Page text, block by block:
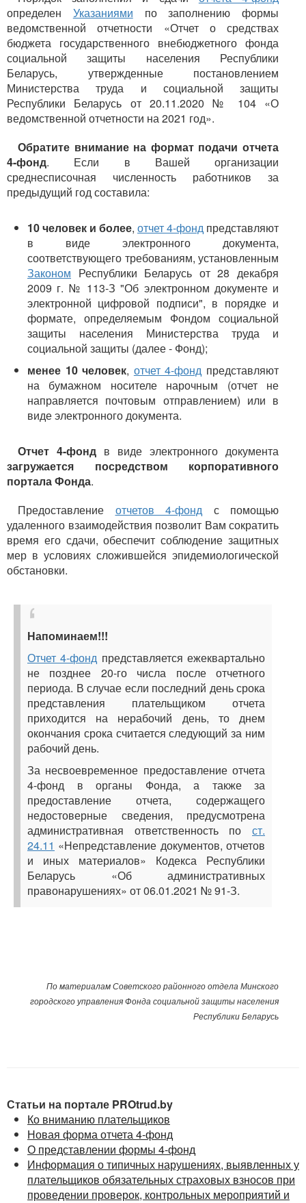
определен Указаниями по заполнению формы
ведомственной отчетности «Отчет о средствах
бюджета государственного внебюджетного фонда
социальной защиты населения Республики
Беларусь, утвержденные постановлением
Министерства труда и социальной защиты
Республики Беларусь от 20.11.2020 № 104 «О
ведомственной отчетности на 2021 год».
Обратите внимание на формат подачи отчета
4-фонд. Если в Вашей организации
среднесписочная численность работников за
предыдущий год составила:
10 человек и более, отчет 4-фонд представляют
в виде электронного документа,
соответствующего требованиям, установленным
Законом Республики Беларусь от 28 декабря
2009 г. № 113-З "Об электронном документе и
электронной цифровой подписи", в порядке и
формате, определяемым Фондом социальной
защиты населения Министерства труда и
социальной защиты (далее - Фонд);
менее 10 человек, отчет 4-фонд представляют
на бумажном носителе нарочным (отчет не
направляется почтовым отправлением) или в
виде электронного документа.
Отчет 4-фонд в виде электронного документа
загружается посредством корпоративного
портала Фонда.
Предоставление отчетов 4-фонд с помощью
удаленного взаимодействия позволит Вам сократить
время его сдачи, обеспечит соблюдение защитных
мер в условиях сложившейся эпидемиологической
обстановки.
Напоминаем!!!
Отчет 4-фонд представляется ежеквартально
не позднее 20-го числа после отчетного
периода. В случае если последний день срока
представления плательщиком отчета
приходится на нерабочий день, то днем
окончания срока считается следующий за ним
рабочий день.
За несвоевременное предоставление отчета
4-фонд в органы Фонда, а также за
предоставление отчета, содержащего
недостоверные сведения, предусмотрена
административная ответственность по ст.
24.11 «Непредставление документов, отчетов
и иных материалов» Кодекса Республики
Беларусь «Об административных
правонарушениях» от 06.01.2021 № 91-З.
По материаламСоветского районного отдела Минского
городского управления Фонда социальной защиты населения
Республики Беларусь
Статьи на портале PROtrud.by
Ко вниманию плательщиков
Новая форма отчета 4-фонд
О представлении формы 4-фонд
Информация о типичных нарушениях, выявленных у
плательщиков обязательных страховых взносов при
проведении проверок, контрольных мероприятий и